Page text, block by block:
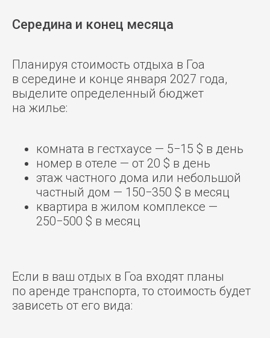
Середина и конец месяца
Планируя стоимость отдыха в Гоа
в середине и конце января 2027 года,
выделите определенный бюджет
на жилье:
комната в гестхаусе — 5−15 $ в день
номер в отеле — от 20 $ в день
этаж частного дома или небольшой
частный дом — 150−350 $ в месяц
квартира в жилом комплексе —
250−500 $ в месяц
Если в ваш отдых в Гоа входят планы
по аренде транспорта, то стоимость будет
зависеть от его вида: